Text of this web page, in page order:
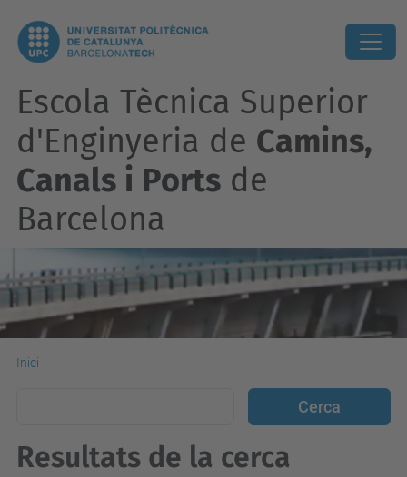
Escola Tècnica Superior
d'Enginyeria de Camins,
Canals i Ports de
Barcelona
Inici
Resultats de la cerca